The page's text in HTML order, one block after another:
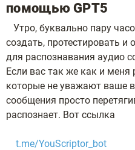
помощью GPT5
Утро, буквально пару
создать, протестировать и
для распознавания аудио
Если вас так же как и
которые не уважают ваше
сообщения просто
распознает. Вот ссылка
t.me/YouScriptor_bot